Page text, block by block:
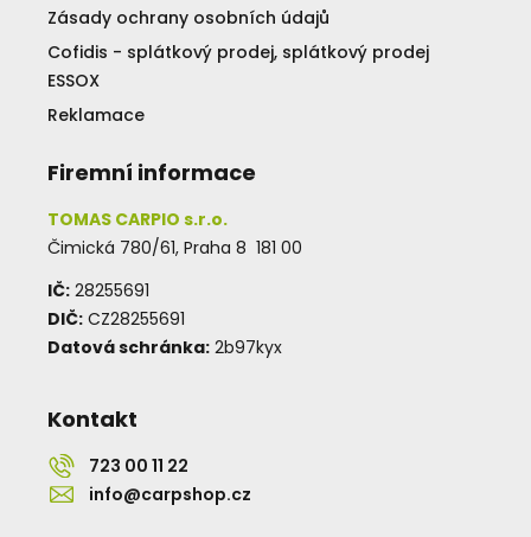
Zásady ochrany osobních údajů
Cofidis - splátkový prodej, splátkový prodej
ESSOX
Reklamace
Firemní informace
TOMAS CARPIO s.r.o.
Čimická 780/61, Praha 8 181 00
IČ: 28255691
DIČ: CZ28255691
Datová schránka: 2b97kyx
Kontakt
723 00 11 22
info@carpshop.cz